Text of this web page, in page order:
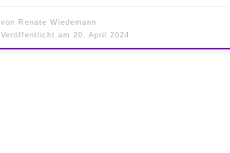
von Renate Wiedemann
Veröffentlicht am20. April 2024